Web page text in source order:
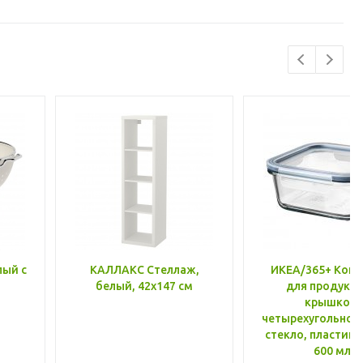
с
КАЛЛАКС Стеллаж,
белый, 42x147 см
ИКЕА/365+
для
крышкой,
стекло, пластик
600 мл